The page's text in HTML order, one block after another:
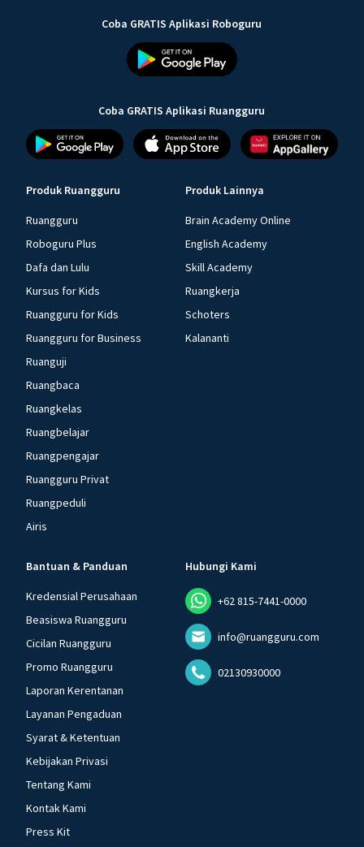
Coba GRATIS Aplikasi Roboguru
Coba GRATIS Aplikasi Ruangguru
Produk Ruangguru
Ruangguru
Roboguru Plus
Dafa dan Lulu
Kursus for Kids
Ruangguru for Kids
Ruangguru for Business
Ruanguji
Ruangbaca
Ruangkelas
Ruangbelajar
Ruangpengajar
Ruangguru Privat
Ruangpeduli
Airis
Produk Lainnya
Brain Academy Online
English Academy
Skill Academy
Ruangkerja
Schoters
Kalananti
Bantuan & Panduan
Kredensial Perusahaan
Beasiswa Ruangguru
Cicilan Ruangguru
Promo Ruangguru
Laporan Kerentanan
Layanan Pengaduan
Syarat & Ketentuan
Kebijakan Privasi
Tentang Kami
Kontak Kami
Press Kit
Hubungi Kami
+62 815-7441-0000
info@ruangguru.com
02130930000